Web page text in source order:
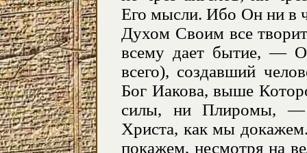
Его мысли. Ибо Он ни в
Духом Своим все
всему дает бытие, —
всего), создавший
Бог Иакова, выше
силы, ни Плиромы, —
Христа, как мы
покажем, несмотря на